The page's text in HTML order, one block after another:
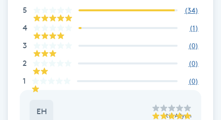
Friskvårdsmassage
Frisör
Funktionsanalys
5 (34)
4 (1)
3 (0)
2 (0)
1 (0)
EH till Ailynn